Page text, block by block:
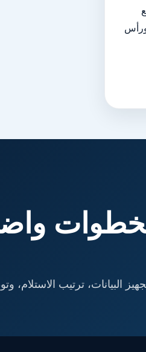
ورأس
البيانات، ترتيب الاستلام،